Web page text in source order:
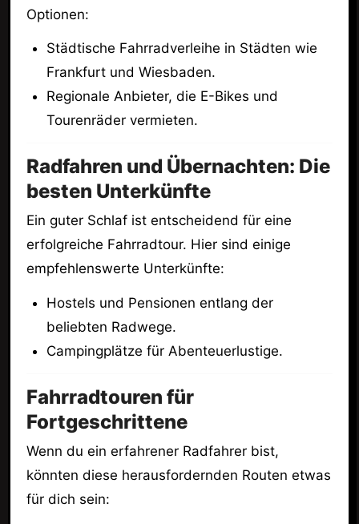
Optionen:
Städtische Fahrradverleihe in Städten wie
Frankfurt und Wiesbaden.
Regionale Anbieter, die E-Bikes und
Tourenräder vermieten.
Radfahren und Übernachten: Die
besten Unterkünfte
Ein guter Schlaf ist entscheidend für eine
erfolgreiche Fahrradtour. Hier sind einige
empfehlenswerte Unterkünfte:
Hostels und Pensionen entlang der
beliebten Radwege.
Campingplätze für Abenteuerlustige.
Fahrradtouren für
Fortgeschrittene
Wenn du ein erfahrener Radfahrer bist,
könnten diese herausfordernden Routen etwas
für dich sein: